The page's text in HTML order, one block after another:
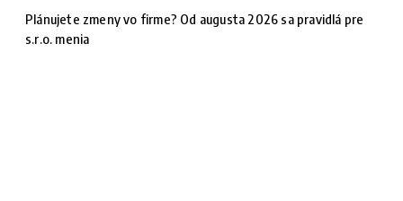
Plánujete zmeny vo firme? Od augusta 2026 sa pravidlá pre
s.r.o. menia